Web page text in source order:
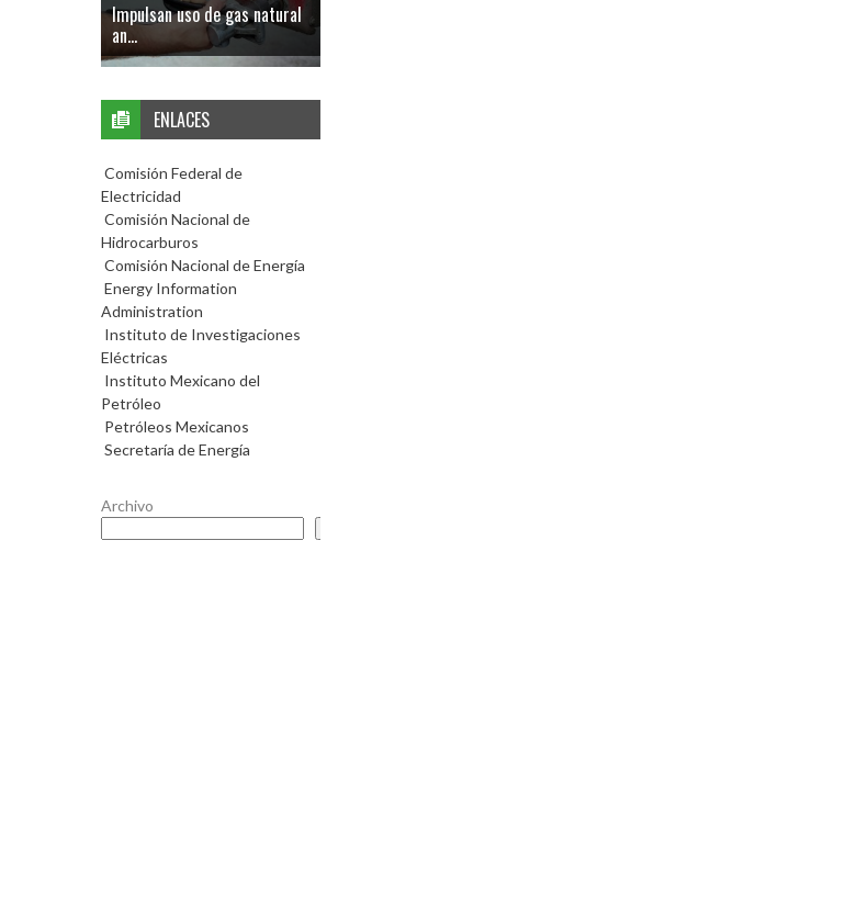
Impulsan uso de gas natural
an...
ENLACES
Comisión Federal de
Electricidad
Comisión Nacional de
Hidrocarburos
Comisión Nacional de Energía
Energy Information
Administration
Instituto de Investigaciones
Eléctricas
Instituto Mexicano del
Petróleo
Petróleos Mexicanos
Secretaría de Energía
Archivo